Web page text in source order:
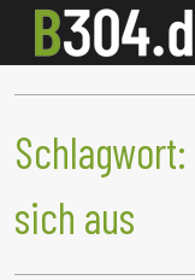
Schlagwort:
sich aus